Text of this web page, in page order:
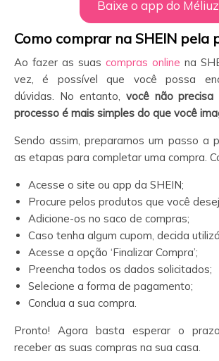
Baixe o app do Méliuz
Como comprar na SHEIN pela
Ao fazer as suas compras online na
vez, é possível que você possa
dúvidas. No entanto, você não precisa
processo é mais simples do que você
Sendo assim, preparamos um passo a
as etapas para completar uma compra.
Acesse o site ou app da SHEIN;
Procure pelos produtos que você
Adicione-os no saco de compras;
Caso tenha algum cupom, decida
Acesse a opção ‘Finalizar Compra’;
Preencha todos os dados solicitados;
Selecione a forma de pagamento;
Conclua a sua compra.
Pronto! Agora basta esperar o
receber as suas compras na sua casa.